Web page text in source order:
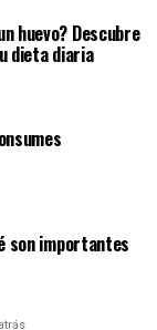
huevo? Descubre
dieta diaria
son importantes